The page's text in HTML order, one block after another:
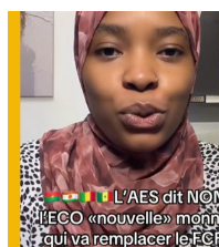
i
l
l
e
t
2
0
2
6